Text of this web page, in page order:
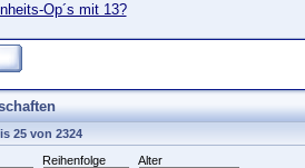
Op´s mit 13?
25 von 2324
Reihenfolge Alter